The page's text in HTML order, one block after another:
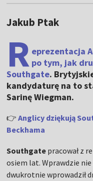
Jakub Ptak
R eprezentacja
po tym, jak
Southgate.
kandydaturę na to
Sarinę Wiegman.
👉Anglicy dziękują
Beckhama
Southgate pracował z
osiem lat. Wprawdzie
dwukrotnie wprowadził